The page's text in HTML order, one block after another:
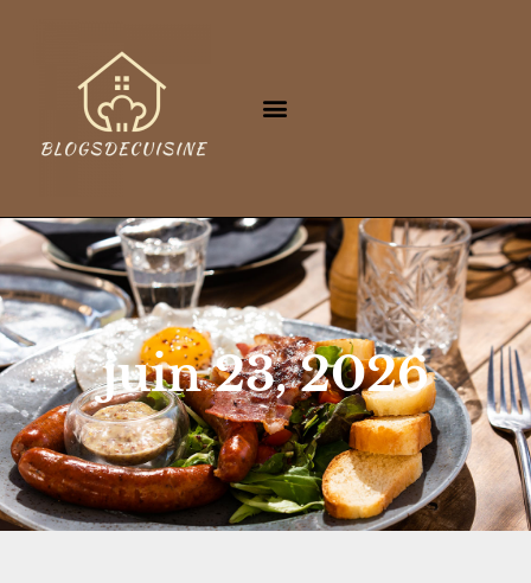
juin 23, 2026